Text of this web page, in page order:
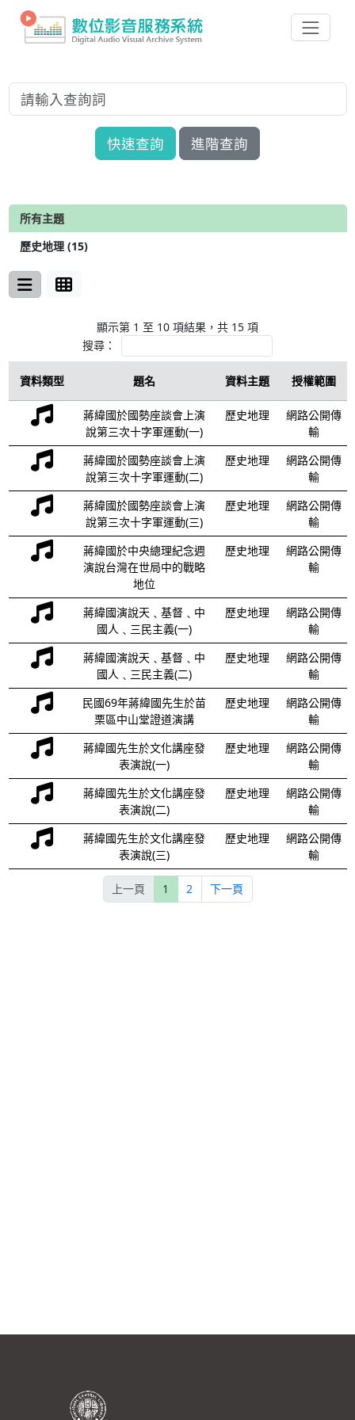
快速查詢 進階查詢
所有主題
歷史地理 (15)
顯示第 1 至 10 項結果，共 15 項
搜尋：
資料類型 題名 資料主題 授權範圍
蔣緯國於國勢座談會上演
說第三次十字軍運動(一)
歷史地理
網路公開傳
輸
蔣緯國於國勢座談會上演
說第三次十字軍運動(二)
歷史地理
網路公開傳
輸
蔣緯國於國勢座談會上演
說第三次十字軍運動(三)
歷史地理
網路公開傳
輸
蔣緯國於中央總理紀念週
演說台灣在世局中的戰略
地位
歷史地理
網路公開傳
輸
蔣緯國演說天﹑基督﹑中
國人﹑三民主義(一)
歷史地理
網路公開傳
輸
蔣緯國演說天﹑基督﹑中
國人﹑三民主義(二)
歷史地理
網路公開傳
輸
民國69年蔣緯國先生於苗
栗區中山堂證道演講
歷史地理
網路公開傳
輸
蔣緯國先生於文化講座發
表演說(一)
歷史地理
網路公開傳
輸
蔣緯國先生於文化講座發
表演說(二)
歷史地理
網路公開傳
輸
蔣緯國先生於文化講座發
表演說(三)
歷史地理
網路公開傳
輸
上一頁 1 2 下一頁